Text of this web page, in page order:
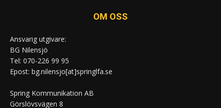
OM OSS
Ansvarig utgivare:
BG Nilensjö
Tel: 070-226 99 95
Epost: bg.nilensjo[at]springlfa.se
Spring Kommunikation AB
Görslövsvägen 8